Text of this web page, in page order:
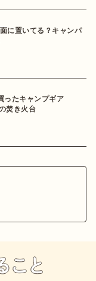
に置いてる？キャンパ
ったキャンプギア
焚き火台